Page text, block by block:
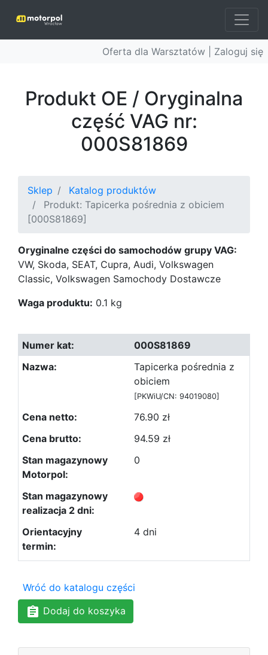
Oferta dla Warsztatów | Zaloguj się
Produkt OE / Oryginalna
część VAG nr:
000S81869
Sklep
Katalog produktów
Produkt: Tapicerka pośrednia z obiciem
[000S81869]
Oryginalne części do samochodów grupy VAG:
VW, Skoda, SEAT, Cupra, Audi, Volkswagen
Classic, Volkswagen Samochody Dostawcze
Waga produktu: 0.1 kg
000S81869
Tapicerka pośrednia z
obiciem
[PKWiU/CN: 94019080]
76.90 zł
94.59 zł
0
4 dni
Wróć do katalogu części
Dodaj do koszyka